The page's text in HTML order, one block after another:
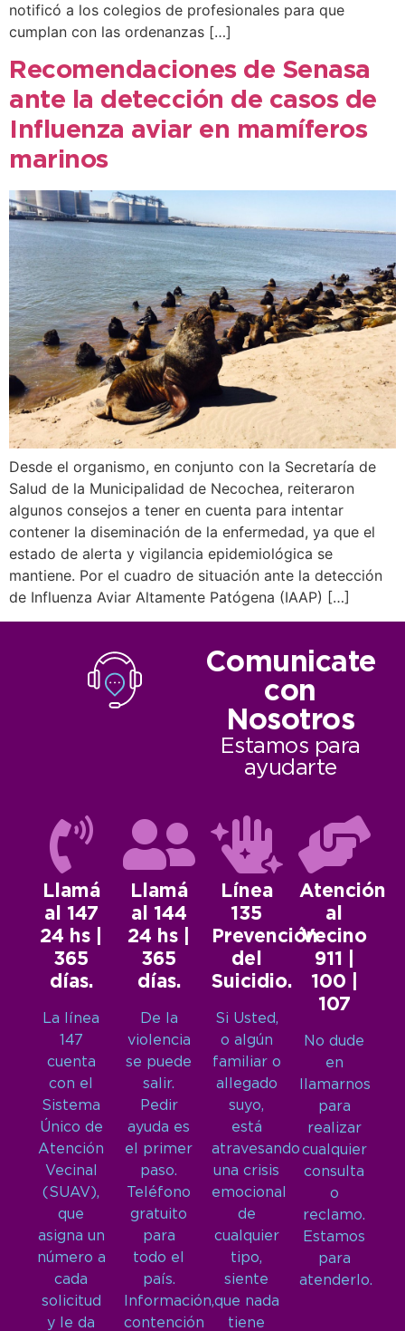
notificó a los colegios de profesionales para que
cumplan con las ordenanzas […]
Recomendaciones de Senasa
ante la detección de casos de
Influenza aviar en mamíferos
marinos
Desde el organismo, en conjunto con la Secretaría de
Salud de la Municipalidad de Necochea, reiteraron
algunos consejos a tener en cuenta para intentar
contener la diseminación de la enfermedad, ya que el
estado de alerta y vigilancia epidemiológica se
mantiene. Por el cuadro de situación ante la detección
de Influenza Aviar Altamente Patógena (IAAP) […]
Comunicate
con
Nosotros
Estamos para
ayudarte
Llamá
al 147
24 hs |
365
días.
La línea
147
cuenta
con el
Sistema
Único de
Atención
Vecinal
(SUAV),
que
asigna un
número a
cada
solicitud
y le da
Llamá
al 144
24 hs |
365
días.
De la
violencia
se puede
salir.
Pedir
ayuda es
el primer
paso.
Teléfono
gratuito
para
todo el
país.
Información,
contención
Línea
135
Prevención
del
Suicidio.
Si Usted,
o algún
familiar o
allegado
suyo,
está
atravesando
una crisis
emocional
de
cualquier
tipo,
siente
que nada
tiene
Atención
al
Vecino
911 |
100 |
107
No dude
en
llamarnos
para
realizar
cualquier
consulta
o
reclamo.
Estamos
para
atenderlo.